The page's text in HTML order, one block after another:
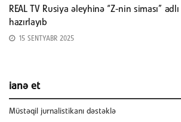
REAL TV Rusiya əleyhinə “Z-nin siması”
hazırlayıb
15 SENTYABR 2025
ianə et
Müstəqil jurnalistikanı dəstəklə